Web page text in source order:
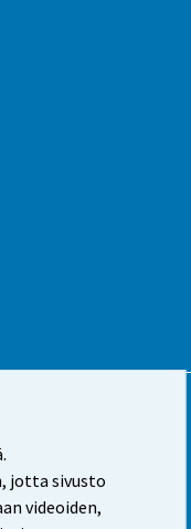
jotta sivusto
videoiden,